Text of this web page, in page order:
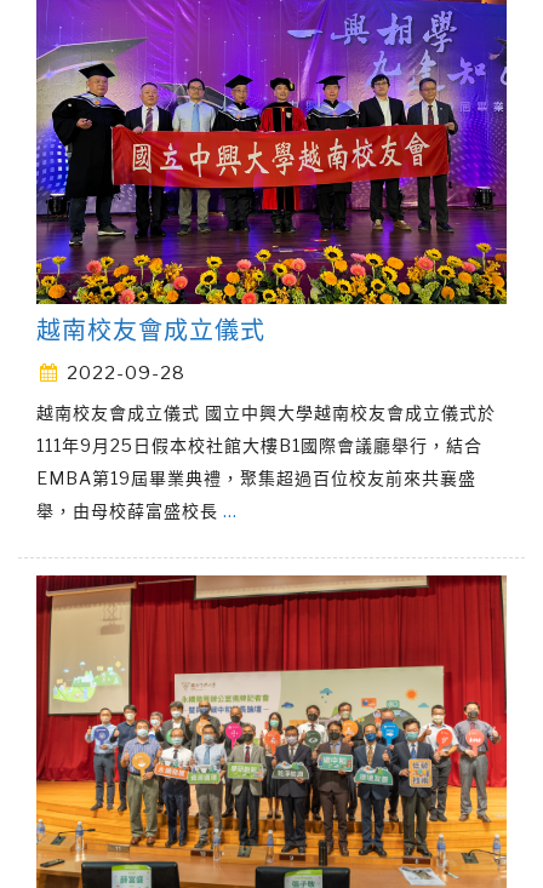
越南校友會成立儀式
2022-09-28
越南校友會成立儀式 國立中興大學越南校友會成立儀式於
111年9月25日假本校社館大樓B1國際會議廳舉行，結合
EMBA第19屆畢業典禮，聚集超過百位校友前來共襄盛
舉，由母校薛富盛校長 …